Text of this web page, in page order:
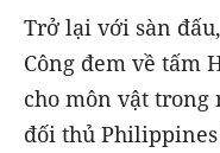
Trở lại với sàn
Công đem về tấm
cho môn vật trong
đối thủ